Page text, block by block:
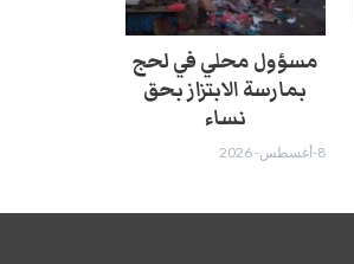
مسؤول محلي في لحج
بمارسة الابتزاز بحق
نساء
8-أغسطس- 2026